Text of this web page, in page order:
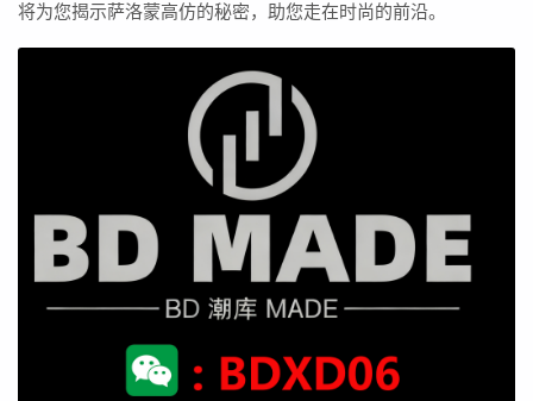
将为您揭示萨洛蒙高仿的秘密，助您走在时尚的前沿。